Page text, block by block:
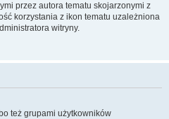
przez autora tematu skojarzonymi z
korzystania z ikon tematu uzależniona
witryny.
też grupami użytkowników